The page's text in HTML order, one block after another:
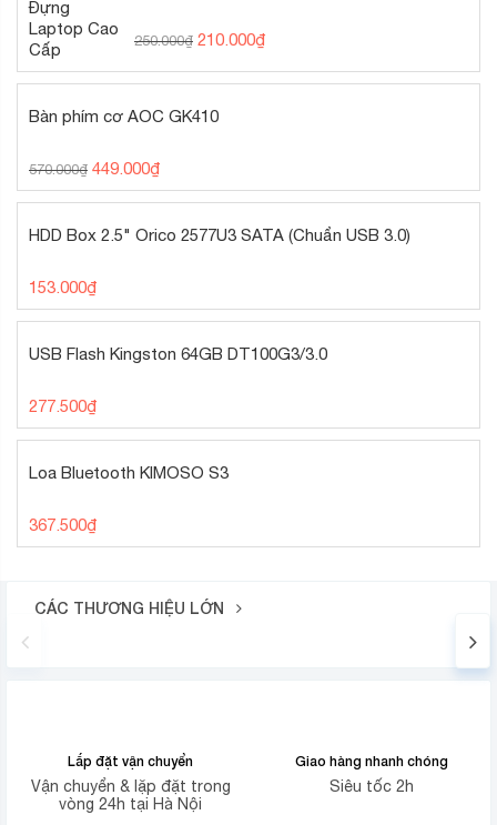
250.000₫ 210.000₫
Bàn phím cơ AOC GK410
570.000₫ 449.000₫
HDD Box 2.5" Orico 2577U3 SATA (Chuẩn USB 3.0)
153.000₫
USB Flash Kingston 64GB DT100G3/3.0
277.500₫
Loa Bluetooth KIMOSO S3
367.500₫
CÁC THƯƠNG HIỆU LỚN
Lắp đặt vận chuyển
Vận chuyển & lặp đặt trong
vòng 24h tại Hà Nội
Giao hàng nhanh chóng
Siêu tốc 2h